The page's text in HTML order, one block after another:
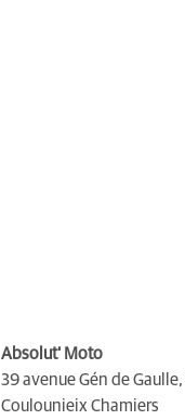
Absolut' Moto
39 avenue Gén de Gaulle,
Coulounieix Chamiers